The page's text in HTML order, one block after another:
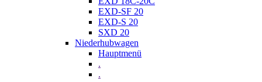
EXD-SF 20
EXD-S 20
SXD 20
Niederhubwagen
Hauptmenü
.
.